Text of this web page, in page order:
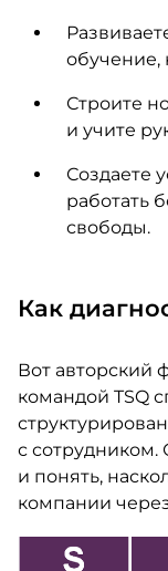
обучение,
Строите
и учите
Создаете
работать
свободы.
Как
Вот авторский
командой TSQ
с сотрудником.
и понять,
компании